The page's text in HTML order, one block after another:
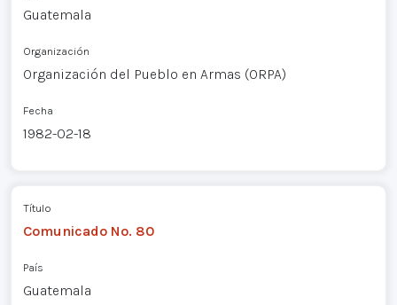
Guatemala
Organización
Organización del Pueblo en Armas (ORPA)
Fecha
1982-02-18
Título
Comunicado No. 80
País
Guatemala